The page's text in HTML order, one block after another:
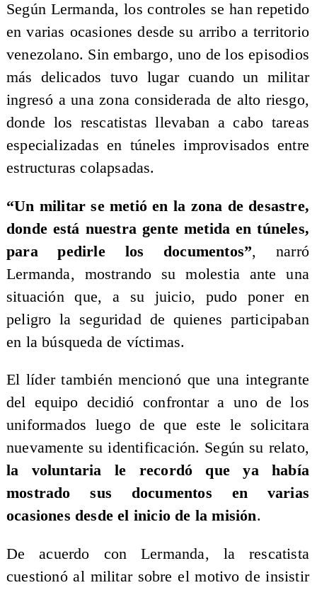
Según Lermanda, los controles se han repetido
en varias ocasiones desde su arribo a territorio
venezolano. Sin embargo, uno de los episodios
más delicados tuvo lugar cuando un militar
ingresó a una zona considerada de alto riesgo,
donde los rescatistas llevaban a cabo tareas
especializadas en túneles improvisados entre
estructuras colapsadas.
“Un militar se metió en la zona de desastre,
donde está nuestra gente metida en túneles,
para pedirle los documentos”, narró
Lermanda, mostrando su molestia ante una
situación que, a su juicio, pudo poner en
peligro la seguridad de quienes participaban
en la búsqueda de víctimas.
El líder también mencionó que una integrante
del equipo decidió confrontar a uno de los
uniformados luego de que este le solicitara
nuevamente su identificación. Según su relato,
la voluntaria le recordó que ya había
mostrado sus documentos en varias
ocasiones desde el inicio de la misión.
De acuerdo con Lermanda, la rescatista
cuestionó al militar sobre el motivo de insistir